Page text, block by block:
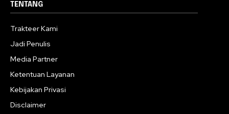
TENTANG
Trakteer Kami
Jadi Penulis
Media Partner
Ketentuan Layanan
Kebijakan Privasi
Disclaimer